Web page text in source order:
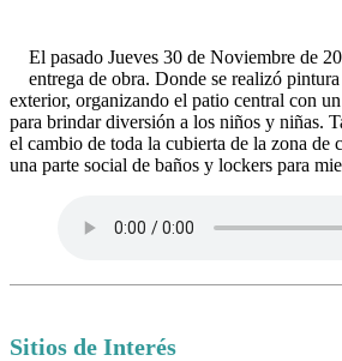
El pasado Jueves 30 de Noviembre de
entrega de obra. Donde se realizó
exterior, organizando el patio central con
para brindar diversión a los niños y niñas.
el cambio de toda la cubierta de la zona de
una parte social de baños y lockers para
Sitios de Interés